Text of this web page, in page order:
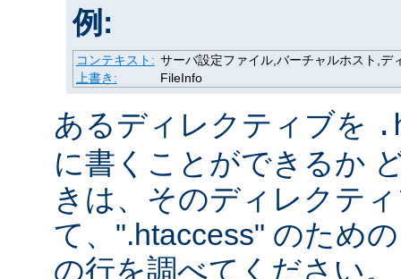
例:
コンテキスト: サーバ設定ファイル,バーチャルホスト,デ
上書き:
FileInfo
あるディレクティブを
に書くことができるか
きは、そのディレクテ
て、".htaccess" のため
の行を調べてください。